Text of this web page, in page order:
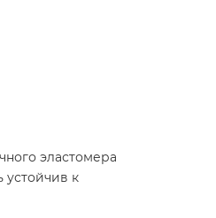
эластомера
к